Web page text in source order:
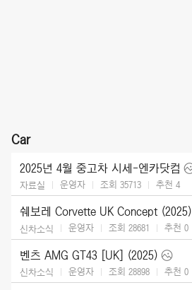
Car
2025년 4월 중고차 시세-엔카닷컴
자료실 운영자 조회 35713 추천 4
쉐보레 Corvette UK Concept (2025)
신차소식 운영자 조회 28681 추천 0
벤츠 AMG GT43 [UK] (2025)
신차소식 운영자 조회 28898 추천 0